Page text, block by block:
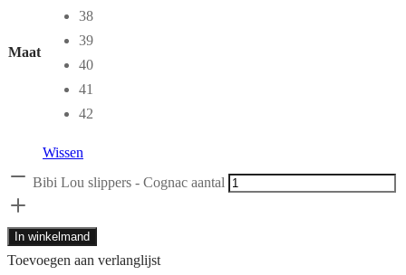
Maat
38
39
40
41
42
Wissen
Bibi Lou slippers - Cognac aantal
In winkelmand
Toevoegen aan verlanglijst